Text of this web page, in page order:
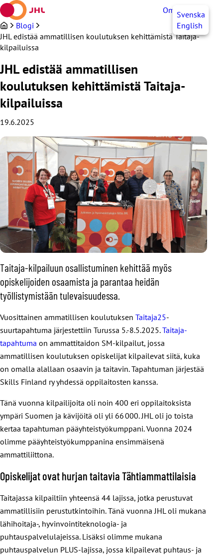
Siirry
sisältöön
OmaJHLSvenska
English
Blogi
JHL edistää ammatillisen koulutuksen kehittämistä Taitaja-
kilpailuissa
JHL edistää ammatillisen
koulutuksen kehittämistä Taitaja-
kilpailuissa
19.6.2025
Taitaja-kilpailuun osallistuminen kehittää myös
opiskelijoiden osaamista ja parantaa heidän
työllistymistään tulevaisuudessa.
Vuosittainen ammatillisen koulutuksen Taitaja25-
suurtapahtuma järjestettiin Turussa 5.-8.5.2025.Taitaja-
tapahtuma on ammattitaidon SM-kilpailut, jossa
ammatillisen koulutuksen opiskelijat kilpailevat siitä, kuka
on omalla alallaan osaavin ja taitavin. Tapahtuman järjestää
Skills Finland ry yhdessä oppilaitosten kanssa.
Tänä vuonna kilpailijoita oli noin 400 eri oppilaitoksista
ympäri Suomen ja kävijöitä oli yli 66 000. JHL oli jo toista
kertaa tapahtuman pääyhteistyökumppani. Vuonna 2024
olimme pääyhteistyökumppanina ensimmäisenä
ammattiliittona.
Opiskelijat ovat hurjan taitavia Tähtiammattilaisia
Taitajassa kilpailtiin yhteensä 44 lajissa, jotka perustuvat
ammatillisiin perustutkintoihin. Tänä vuonna JHL oli mukana
lähihoitaja-, hyvinvointiteknologia- ja
puhtauspalvelulajeissa. Lisäksi olimme mukana
puhtauspalvelun PLUS-lajissa, jossa kilpailevat puhtaus- ja